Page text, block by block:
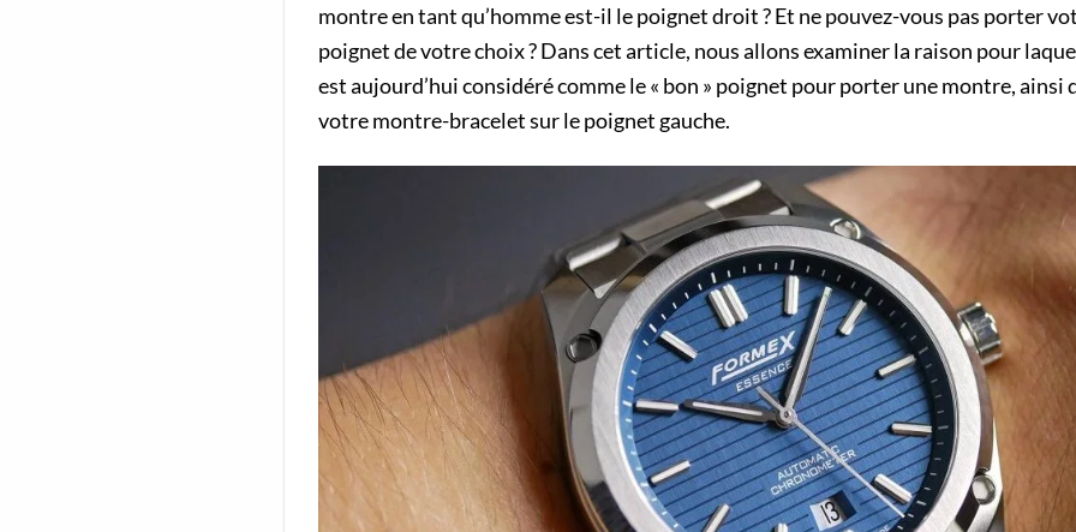
montre en tant qu’homme est-il le poignet droit ? Et ne pouvez-vous pas porter
poignet de votre choix ? Dans cet article, nous allons examiner la raison pour
est aujourd’hui considéré comme le « bon » poignet pour porter une montre, ainsi
votre montre-bracelet sur le poignet gauche.